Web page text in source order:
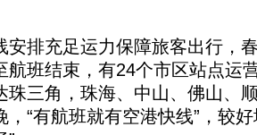
排充足运力保障旅客出行，
航班结束，有24个市区站点运
珠三角，珠海、中山、佛山、
，“有航班就有空港快线”，较